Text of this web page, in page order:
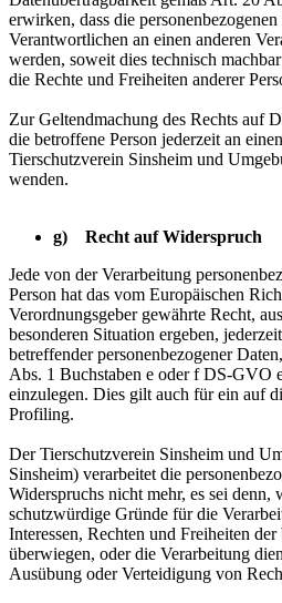
erwirken, dass die
Verantwortlichen an einen anderen
werden, soweit dies technisch
die Rechte und Freiheiten anderer
Zur Geltendmachung des Rechts auf
die betroffene Person jederzeit an
Tierschutzverein Sinsheim und
wenden.
g) Recht auf Widerspruch
Jede von der Verarbeitung
Person hat das vom Europäischen
Verordnungsgeber gewährte Recht,
besonderen Situation ergeben,
betreffender personenbezogener
Abs. 1 Buchstaben e oder f DS-GVO
einzulegen. Dies gilt auch für ein auf
Profiling.
Der Tierschutzverein Sinsheim und
Sinsheim) verarbeitet die
Widerspruchs nicht mehr, es sei
schutzwürdige Gründe für die
Interessen, Rechten und Freiheiten
überwiegen, oder die Verarbeitung
Ausübung oder Verteidigung von